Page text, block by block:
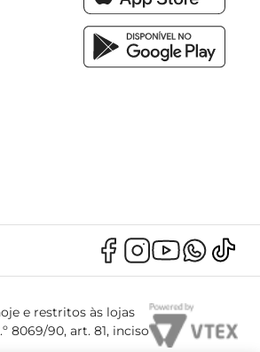
e restritos às lojas
8069/90, art. 81, inciso